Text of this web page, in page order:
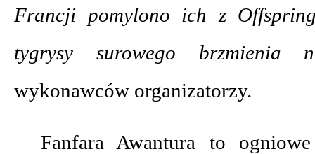
Francji pomylono ich z
tygrysy surowego
wykonawców organizatorzy.
Fanfara Awantura to ogniowe